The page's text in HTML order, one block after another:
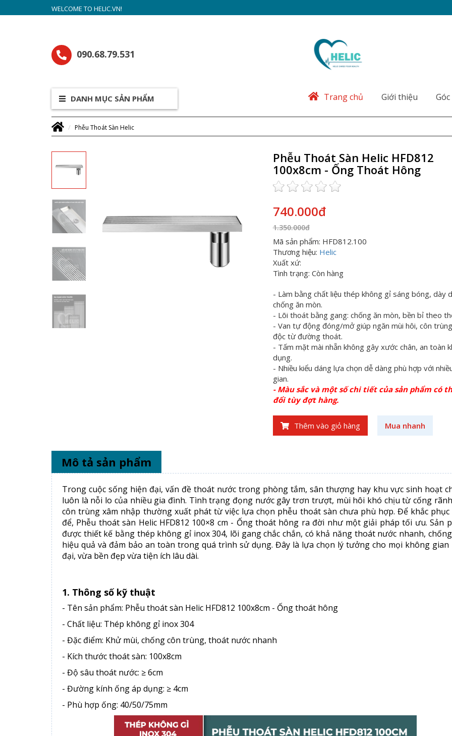
WELCOME TO HELIC.VN!
090.68.79.531
DANH MỤC SẢN PHẨM Trang chủ Giới thiệu
Phễu Thoát Sàn Helic
Phễu Thoát Sàn Helic HFD812
100x8cm - Ống Thoát Hông
740.000đ
1.350.000đ
Mã sản phẩm: HFD812.100
Thương hiệu: Helic
Xuất xứ:
Tình trạng: Còn hàng
- Làm bằng chất liệu thép không gỉ sáng bóng, dày
chống ăn mòn.
- Lõi thoát bằng gang: chống ăn mòn, bền bỉ theo
- Van tự động đóng/mở giúp ngăn mùi hôi, côn
độc từ đường thoát.
- Tấm mặt mài nhẵn không gây xước chân, an toàn
dụng.
- Nhiều kiểu dáng lựa chọn dễ dàng phù hợp với
gian.
- Màu sắc và một số chi tiết của sản phẩm có
đổi tùy đợt hàng.
Thêm vào giỏ hàng Mua nhanh
Mô tả sản phẩm
Trong cuộc sống hiện đại, vấn đề thoát nước trong phòng tắm, sân thượng hay khu vực sinh hoạt
luôn là nỗi lo của nhiều gia đình. Tình trạng đọng nước gây trơn trượt, mùi hôi khó chịu từ cống
côn trùng xâm nhập thường xuất phát từ việc lựa chọn phễu thoát sàn chưa phù hợp. Để khắc
để, Phễu thoát sàn Helic HFD812 100×8 cm - Ống thoát hông ra đời như một giải pháp tối ưu. Sản
được thiết kế bằng thép không gỉ inox 304, lõi gang chắc chắn, có khả năng thoát nước nhanh,
hiệu quả và đảm bảo an toàn trong quá trình sử dụng. Đây là lựa chọn lý tưởng cho mọi không gian
đại, vừa bền đẹp vừa tiện ích lâu dài.
1. Thông số kỹ thuật
- Tên sản phẩm: Phễu thoát sàn Helic HFD812 100x8cm - Ống thoát hông
- Chất liệu: Thép không gỉ inox 304
- Đặc điểm: Khử mùi, chống côn trùng, thoát nước nhanh
- Kích thước thoát sàn: 100x8cm
- Độ sâu thoát nước: ≥ 6cm
- Đường kính ống áp dụng: ≥ 4cm
- Phù hợp ống: 40/50/75mm